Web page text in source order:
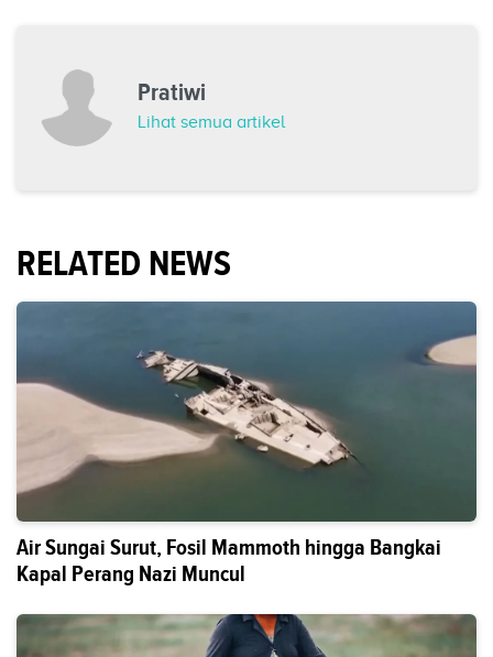
Pratiwi
Lihat semua artikel
RELATED NEWS
Air Sungai Surut, Fosil Mammoth hingga Bangkai
Kapal Perang Nazi Muncul